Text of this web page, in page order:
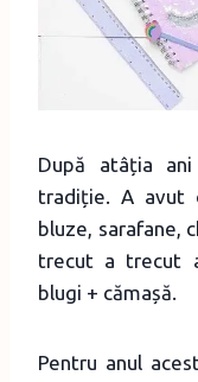
După atâția
tradiție. A avut
bluze, sarafane,
trecut a trecut
blugi + cămașă.
Pentru anul